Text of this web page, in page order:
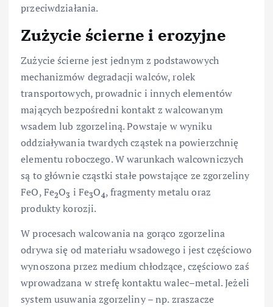
przeciwdziałania.
Zużycie ścierne i erozyjne
Zużycie ścierne jest jednym z podstawowych
mechanizmów degradacji walców, rolek
transportowych, prowadnic i innych elementów
mających bezpośredni kontakt z walcowanym
wsadem lub zgorzeliną. Powstaje w wyniku
oddziaływania twardych cząstek na powierzchnię
elementu roboczego. W warunkach walcowniczych
są to głównie cząstki stałe powstające ze zgorzeliny
FeO, Fe2O3 i Fe3O4, fragmenty metalu oraz
produkty korozji.
W procesach walcowania na gorąco zgorzelina
odrywa się od materiału wsadowego i jest częściowo
wynoszona przez medium chłodzące, częściowo zaś
wprowadzana w strefę kontaktu walec–metal. Jeżeli
system usuwania zgorzeliny – np. zraszacze